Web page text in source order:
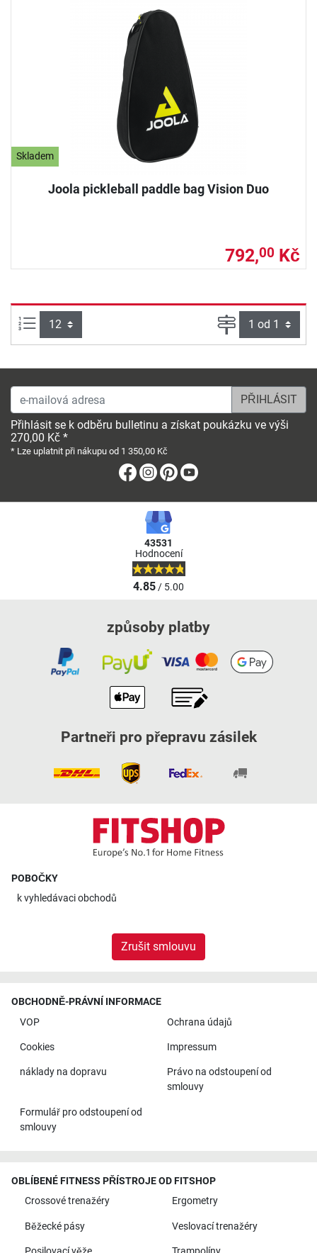
Skladem
Joola pickleball paddle bag Vision Duo
792,00 Kč
Počet výrobků na straně: Strana
e-mailová adresa
Přihlásit se k odběru bulletinu a získat poukázku ve výši
270,00 Kč *
* Lze uplatnit při nákupu od 1 350,00 Kč
Facebook
Instagram
Pinterest
43531
Hodnocení
4.85/ 5.00
způsoby platby
Partneři pro přepravu zásilek
POBOČKY
kvyhledávaci obchodů
Zrušit smlouvu
OBCHODNĚ-PRÁVNÍ INFORMACE
VOP
Ochrana údajů
Cookies Impressum
náklady na dopravu
Právo na odstoupení od
smlouvy
Formulář pro odstoupení od
smlouvy
OBLÍBENÉ FITNESS PŘÍSTROJE OD FITSHOP
Crossové trenažéry
Ergometry
Běžecké pásy Veslovací trenažéry